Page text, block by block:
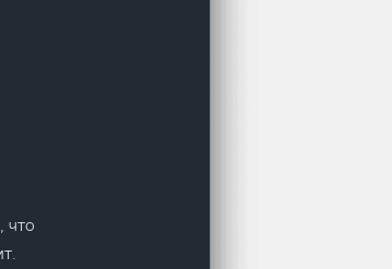
что